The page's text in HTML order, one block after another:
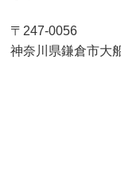
〒247-0056
神奈川県鎌倉市大